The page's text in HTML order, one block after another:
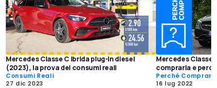
Mercedes Classe C ibrida plug-in diesel
(2023), la prova dei consumi reali
Consumi Reali
27 dic 2023
Mercedes Classe
comprarla e
Perché
16 lug 2022